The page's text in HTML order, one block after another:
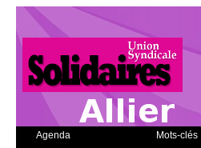
Agenda Mots-clés